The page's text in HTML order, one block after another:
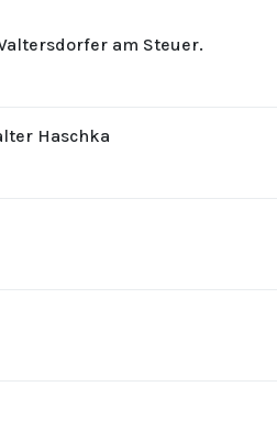
am Steuer.
Haschka